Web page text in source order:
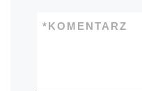
KOMENTARZ
*